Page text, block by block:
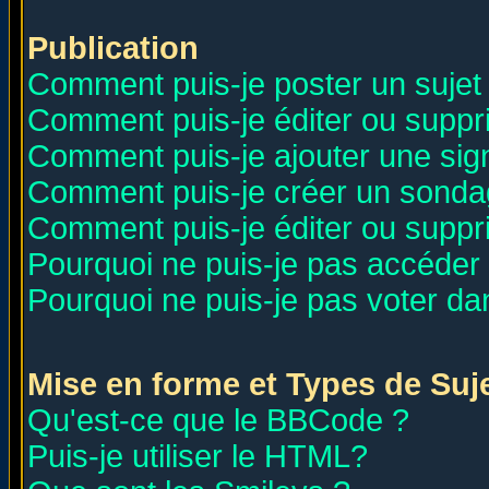
Publication
Comment puis-je poster un
Comment puis-je éditer ou
Comment puis-je ajouter une
Comment puis-je créer un
Comment puis-je éditer ou
Pourquoi ne puis-je pas
Pourquoi ne puis-je pas voter
Mise en forme et Types de
Qu'est-ce que le BBCode ?
Puis-je utiliser le HTML?